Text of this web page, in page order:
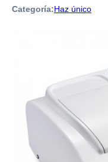
Categoría:Haz único